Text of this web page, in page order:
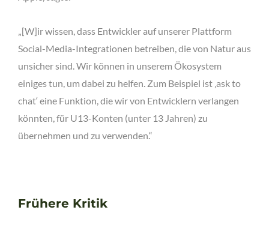
„[W]ir wissen, dass Entwickler auf unserer Plattform
Social-Media-Integrationen betreiben, die von Natur aus
unsicher sind. Wir können in unserem Ökosystem
einiges tun, um dabei zu helfen. Zum Beispiel ist ‚ask to
chat‘ eine Funktion, die wir von Entwicklern verlangen
könnten, für U13-Konten (unter 13 Jahren) zu
übernehmen und zu verwenden.“
Frühere Kritik